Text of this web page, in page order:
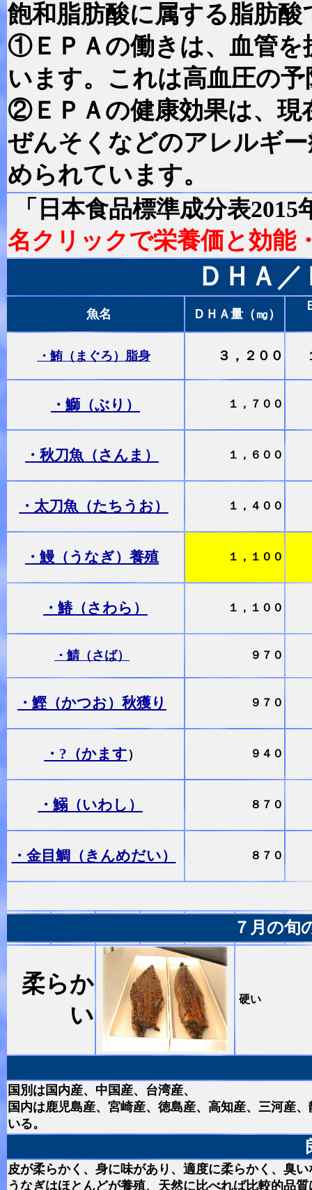
飽和脂肪酸に属する脂肪酸
①ＥＰＡの働きは、血管を
います。これは高血圧の
②ＥＰＡの健康効果は、現
ぜんそくなどのアレルギ
められています。
「日本食品標準成分表
名クリックで栄養価と効能
ＤＨＡ
魚名 ＤＨＡ量（㎎）
・鮪（まぐろ）脂身 ３，２００
・鰤（ぶり） １，７００
・秋刀魚（さんま） １，６００
・太刀魚（たちうお） １，４００
・鰻（うなぎ）養殖 １，１００
・鰆（さわら） １，１００
・鯖（さば） ９７０
・鰹（かつお）秋獲り ９７０
・?（かます） ９４０
・鰯（いわし） ８７０
・金目鯛（きんめだい） ８７０
７月の旬
柔らか
い
硬い
国別は国内産、中国産、台湾産、
国内は鹿児島産、宮崎産、徳島産、高知産、三河産
いる。
皮が柔らかく、身に味があり、適度に柔らかく、臭
うなぎはほとんどが養殖、天然に比べれば比較的品